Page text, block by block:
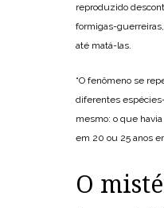
reproduzido
formigas-
até matá-las.
“O fenômeno se
diferentes
mesmo: o que
em 20 ou 25 anos
O